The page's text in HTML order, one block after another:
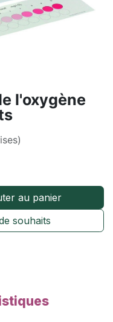
l'oxygène
au panier
souhaits